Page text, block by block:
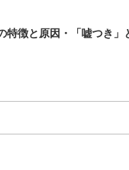
特徴と原因・「嘘つき」